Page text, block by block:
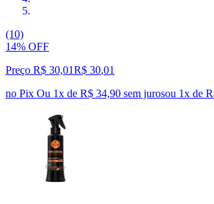
(10)
14% OFF
Preço R$ 30,01R$ 30,01
no Pix Ou 1x de R$ 34,90 sem jurosou 1x de